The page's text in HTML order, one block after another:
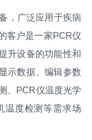
，广泛应用于疾病
客户是一家PCR仪
升设备的功能性和
示数据、编辑参数
、PCR仪温度光学
温度检测等需求场